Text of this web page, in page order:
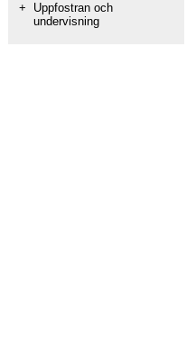
+
Uppfostran och
undervisning